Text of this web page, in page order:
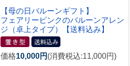
【母の日バルーンギフト】
フェアリーピンクのバルーンアレン
ジ（卓上タイプ）【送料込み】
価格10,000円 (消費税込:11,000円)